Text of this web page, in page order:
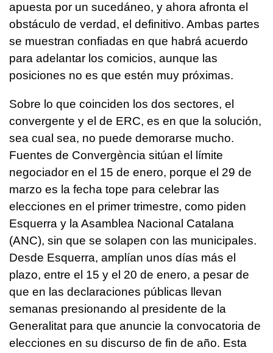
apuesta por un sucedáneo, y ahora afronta el
obstáculo de verdad, el definitivo. Ambas partes
se muestran confiadas en que habrá acuerdo
para adelantar los comicios, aunque las
posiciones no es que estén muy próximas.
Sobre lo que coinciden los dos sectores, el
convergente y el de ERC, es en que la solución,
sea cual sea, no puede demorarse mucho.
Fuentes de Convergència sitúan el límite
negociador en el 15 de enero, porque el 29 de
marzo es la fecha tope para celebrar las
elecciones en el primer trimestre, como piden
Esquerra y la Asamblea Nacional Catalana
(ANC), sin que se solapen con las municipales.
Desde Esquerra, amplían unos días más el
plazo, entre el 15 y el 20 de enero, a pesar de
que en las declaraciones públicas llevan
semanas presionando al presidente de la
Generalitat para que anuncie la convocatoria de
elecciones en su discurso de fin de año. Esta